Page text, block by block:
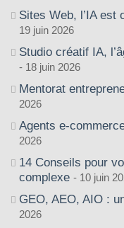
Sites Web, l’IA est
19 juin 2026
Studio créatif IA,
18 juin 2026
Mentorat
2026
Agents e-
2026
14 Conseils pour
complexe
10 juin
GEO, AEO, AIO :
2026